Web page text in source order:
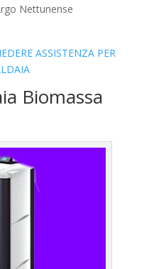
Nettunense
ASSISTENZA PER
Biomassa